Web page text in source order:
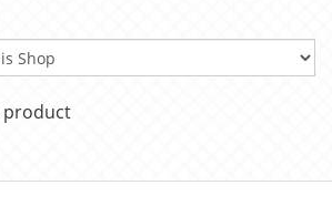
product